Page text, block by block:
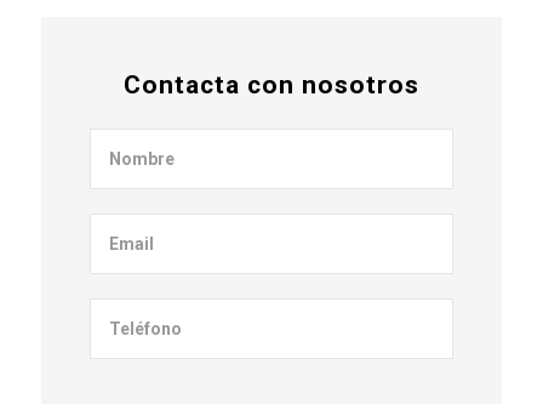
Contacta con nosotros